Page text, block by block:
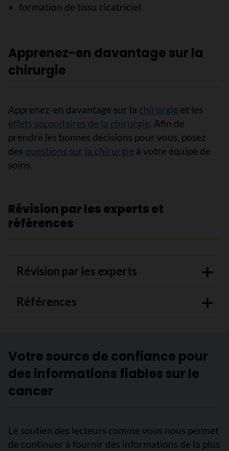
formation de tissu cicatriciel.
Apprenez-en davantage sur la
chirurgie
Apprenez-en davantage sur la chirurgie et les
effets secondaires de la chirurgie. Afin de
prendre les bonnes décisions pour vous, posez
des questions sur la chirurgie à votre équipe de
soins.
Révision par les experts et
références
Révision par les experts
Références
Votre source de confiance pour
des informations fiables sur le
cancer
Le soutien des lecteurs comme vous nous permet
de continuer à fournir des informations de la plus